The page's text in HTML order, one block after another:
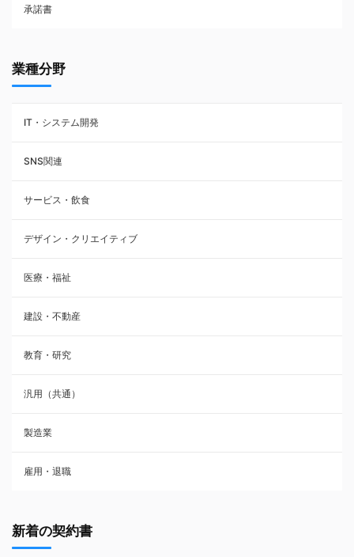
賃貸借契約
承諾書
業種分野
IT・システム開発
SNS関連
サービス・飲食
デザイン・クリエイティブ
医療・福祉
建設・不動産
教育・研究
汎用（共通）
製造業
雇用・退職
新着の契約書